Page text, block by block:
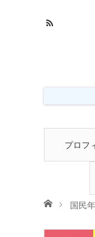
プロフ
ホーム国民